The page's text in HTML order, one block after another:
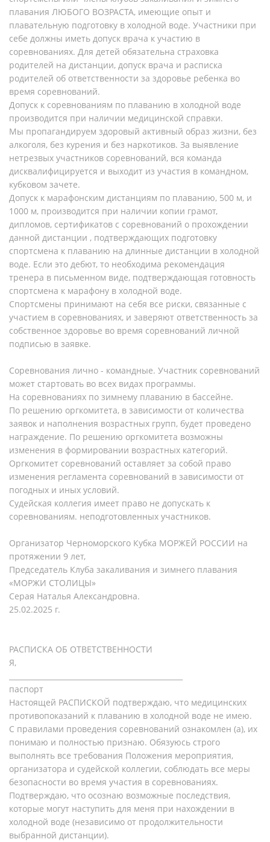
плавания ЛЮБОГО ВОЗРАСТА, имеющие опыт и
плавательную подготовку в холодной воде. Участники при
себе должны иметь допуск врача к участию в
соревнованиях. Для детей обязательна страховка
родителей на дистанции, допуск врача и расписка
родителей об ответственности за здоровье ребенка во
время соревнований.
Допуск к соревнованиям по плаванию в холодной воде
производится при наличии медицинской справки.
Мы пропагандируем здоровый активный образ жизни, без
алкоголя, без курения и без наркотиков. За выявление
нетрезвых участников соревнований, вся команда
дисквалифицируется и выходит из участия в командном,
кубковом зачете.
Допуск к марафонским дистанциям по плаванию, 500 м, и
1000 м, производится при наличии копии грамот,
дипломов, сертификатов с соревнований о прохождении
данной дистанции , подтверждающих подготовку
спортсмена к плаванию на длинные дистанции в холодной
воде. Если это дебют, то необходима рекомендация
тренера в письменном виде, подтверждающая готовность
спортсмена к марафону в холодной воде.
Спортсмены принимают на себя все риски, связанные с
участием в соревнованиях, и заверяют ответственность за
собственное здоровье во время соревнований личной
подписью в заявке.
Соревнования лично - командные. Участник соревнований
может стартовать во всех видах программы.
На соревнованиях по зимнему плаванию в бассейне.
По решению оргкомитета, в зависимости от количества
заявок и наполнения возрастных групп, будет проведено
награждение. По решению оргкомитета возможны
изменения в формировании возрастных категорий.
Оргкомитет соревнований оставляет за собой право
изменения регламента соревнований в зависимости от
погодных и иных условий.
Судейская коллегия имеет право не допускать к
соревнованиям. неподготовленных участников.
Организатор Черноморского Кубка МОРЖЕЙ РОССИИ на
протяжении 9 лет,
Председатель Клуба закаливания и зимнего плавания
«МОРЖИ СТОЛИЦЫ»
Серая Наталья Александровна.
25.02.2025 г.
РАСПИСКА ОБ ОТВЕТСТВЕННОСТИ
Я,
паспорт
Настоящей РАСПИСКОЙ подтверждаю, что медицинских
противопоказаний к плаванию в холодной воде не имею.
С правилами проведения соревнований ознакомлен (а), их
понимаю и полностью признаю. Обязуюсь строго
выполнять все требования Положения мероприятия,
организатора и судейской коллегии, соблюдать все меры
безопасности во время участия в соревнованиях.
Подтверждаю, что осознаю возможные последствия,
которые могут наступить для меня при нахождении в
холодной воде (независимо от продолжительности
выбранной дистанции).